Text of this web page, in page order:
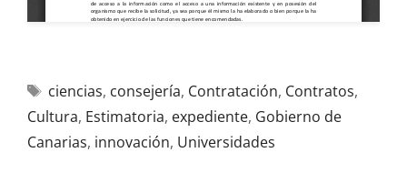
ciencias, consejería, Contratación, Contratos,
Cultura, Estimatoria, expediente, Gobierno de
Canarias, innovación, Universidades